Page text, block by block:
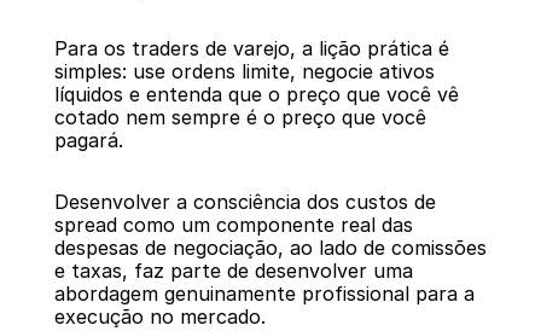
Para os traders de varejo, a lição prática é
simples: use ordens limite, negocie ativos
líquidos e entenda que o preço que você vê
cotado nem sempre é o preço que você
pagará.
Desenvolver a consciência dos custos de
spread como um componente real das
despesas de negociação, ao lado de comissões
e taxas, faz parte de desenvolver uma
abordagem genuinamente profissional para a
execução no mercado.